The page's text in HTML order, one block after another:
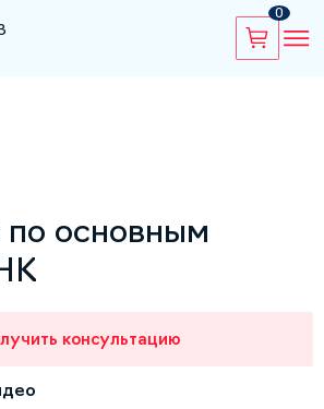
0
основным
консультацию